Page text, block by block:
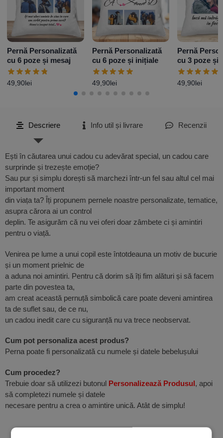
Pernă Personalizată
cu 6 poze și mesaj
49,90lei
Pernă Personalizată
cu 6 poze și inițiale
49,90lei
Pernă
cu 3 poze și
49,90lei
Descriere Info util și livrare Recenzii
Ești în căutarea unui cadou cu adevărat special, un cadou care
surprinde și trezește emoție?
Sau pur și simplu dorești să marchezi într-un fel sau altul cel mai
important moment
din viața ta? Îți propunem pernele noastre personalizate, tematice,
asupra cărora ai un control
deplin. Te asigurăm că nu vei oferi doar zâmbete ci și amintiri
pentru o viață.
Venirea pe lume a unui copil este întotdeauna un motiv de bucurie
și un moment prielnic de
a aduna noi amintiri. Pentru că dorim să îți fim alături și să facem
parte din povestea ta,
am creat această pernuță simbolică care poate deveni amintirea
ta de suflet sau, de ce nu,
un cadou inedit care cu siguranță nu va trece neobservat.
Cum pot personaliza acest produs?
Perna poate fi personalizată cu numele și datele bebelușului
Cum procedez?
Trebuie doar să utilizezi butonul Personalizează Produsul, apoi
să completezi numele și datele
necesare pentru a crea o amintire unică. Atât de simplu!